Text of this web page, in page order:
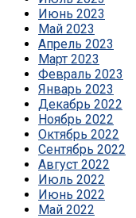
Июнь 2023
Май 2023
Апрель 2023
Март 2023
Февраль 2023
Январь 2023
Декабрь 2022
Ноябрь 2022
Октябрь 2022
Сентябрь 2022
Август 2022
Июль 2022
Июнь 2022
Май 2022